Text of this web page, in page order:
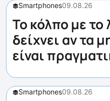
Smartphones09.08.26
Το κόλπο με το
δείχνει αν τα
είναι
Smartphones09.08.26